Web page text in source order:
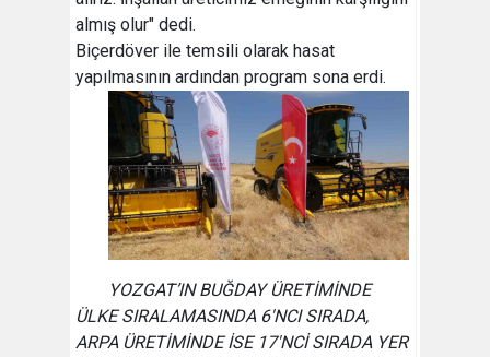
almış olur" dedi.
Biçerdöver ile temsili olarak hasat
yapılmasının ardından program sona erdi.
YOZGAT’IN BUĞDAY ÜRETİMİNDE
ÜLKE SIRALAMASINDA 6'NCI SIRADA,
ARPA ÜRETİMİNDE İSE 17'NCİ SIRADA YER